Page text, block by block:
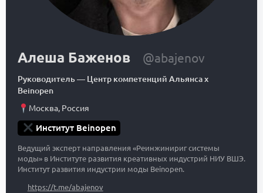
Алеша Баженов @abajenov
Руководитель— Центр компетенций Альянса x
Beinopen
Москва, Россия
Институт Beinopen
Ведущий эксперт направления «Реинжинириг системы
моды» в Институте развития креативных индустрий НИУ ВШЭ.
Институт развития индустрии моды Beinopen.
https://t.me/abajenov